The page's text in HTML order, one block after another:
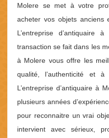
Molere se met à votre
acheter vos objets anciens
L’entreprise
transaction se fait dans les
à Molere vous offre les
qualité, l’authenticité et
L’entreprise d’antiquaire à
plusieurs années
pour reconnaitre un vrai
intervient avec sérieux,